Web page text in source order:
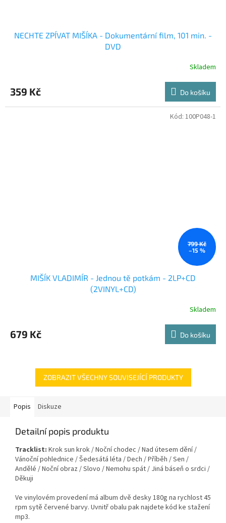
NECHTE ZPÍVAT MIŠÍKA - Dokumentární film, 101 min. -
DVD
Skladem
359 Kč Do košíku
799 Kč
–15 %
MIŠÍK VLADIMÍR - Jednou tě potkám - 2LP+CD
(2VINYL+CD)
Skladem
679 Kč Do košíku
Kód: 100P048-1
ZOBRAZIT VŠECHNY SOUVISEJÍCÍ PRODUKTY
Popis Diskuze
Detailní popis produktu
Tracklist: Krok sun krok / Noční chodec / Nad útesem dění /
Vánoční pohlednice / Šedesátá léta / Dech / Příběh / Sen /
Andělé / Noční obraz / Slovo / Nemohu spát / Jiná báseň o srdci /
Děkuji
Ve vinylovém provedení má album dvě desky 180g na rychlost 45
rpm sytě červené barvy. Uvnitř obalu pak najdete kód ke stažení
mp3.